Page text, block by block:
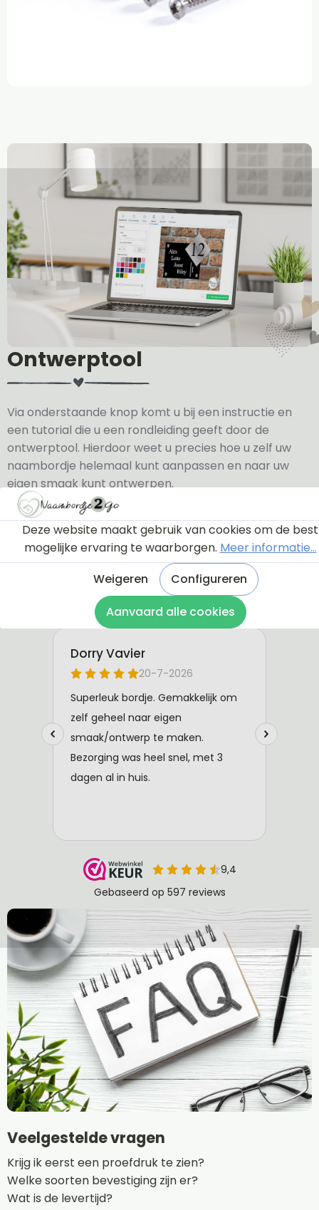
Ontwerptool
Via onderstaande knop komt u bij een instructie en
een tutorial die u een rondleiding geeft door de
ontwerptool. Hierdoor weet u precies hoe u zelf uw
naambordje helemaal kunt aanpassen en naar uw
eigen smaak kunt ontwerpen.
Bekijk de instructie
Veelgestelde vragen
Krijg ik eerst een proefdruk te zien?
Welke soorten bevestiging zijn er?
Wat is de levertijd?
Deze website maakt gebruik van cookies om de best
mogelijke ervaring te waarborgen. Meer informatie...
Weigeren
Configureren
Aanvaard alle cookies